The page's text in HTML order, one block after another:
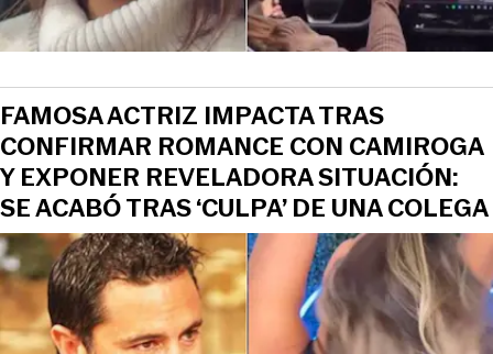
FAMOSA ACTRIZ IMPACTA TRAS
CONFIRMAR ROMANCE CON CAMIROGA
Y EXPONER REVELADORA SITUACIÓN:
SE ACABÓ TRAS ‘CULPA’ DE UNA COLEGA